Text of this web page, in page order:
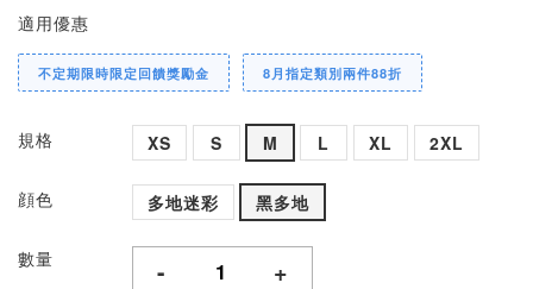
適用優惠
不定期限時限定回饋獎勵金 8月指定類別兩件88折
規格 XS S M L XL 2XL
顔色 多地迷彩 黑多地
數量 - +